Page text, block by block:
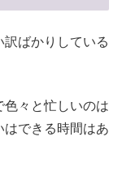
訳ばかりしている
色々と忙しいのは
できる時間はあ